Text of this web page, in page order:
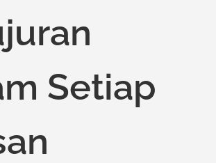
Setiap